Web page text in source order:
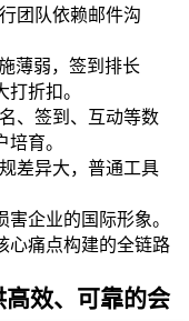
团队依赖邮件沟
薄弱，签到排长
折扣。
、签到、互动等数
育。
差异大，普通工具
企业的国际形象。
心痛点构建的全链路
效、可靠的会